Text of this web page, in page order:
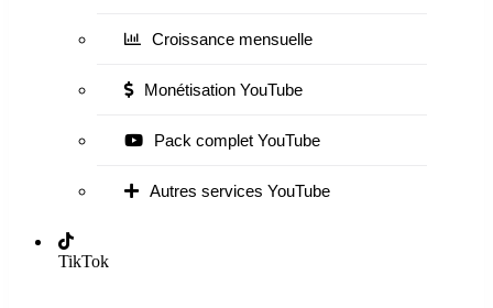
Croissance mensuelle
Monétisation YouTube
Pack complet YouTube
Autres services YouTube
TikTok